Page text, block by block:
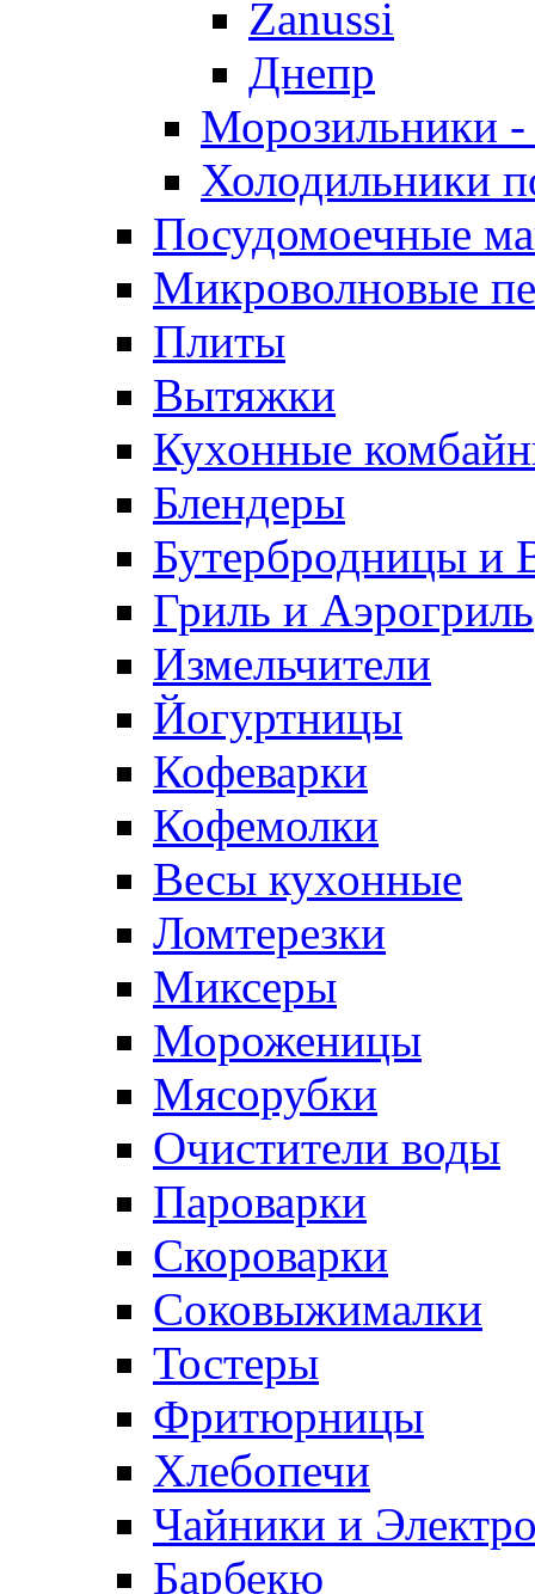
Zanussi
Днепр
Морозильники
Холодильники
Посудомоечные
Микроволновые
Плиты
Вытяжки
Кухонные
Блендеры
Бутербродницы и
Гриль и Аэрогриль
Измельчители
Йогуртницы
Кофеварки
Кофемолки
Весы кухонные
Ломтерезки
Миксеры
Мороженицы
Мясорубки
Очистители воды
Пароварки
Скороварки
Соковыжималки
Тостеры
Фритюрницы
Хлебопечи
Чайники и
Барбекю